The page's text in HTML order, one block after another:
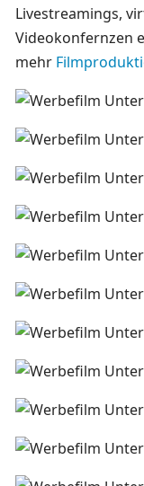
Livestreamings,
Videokonfernzen
mehr